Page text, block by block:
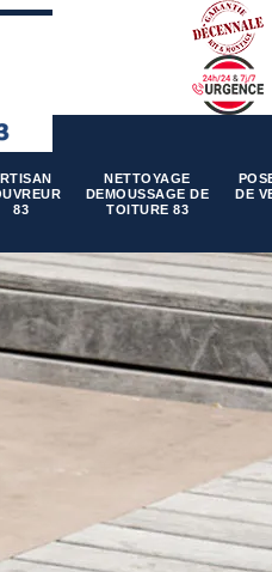
83
NETTOYAGE
DEMOUSSAGE DE
TOITURE 83
DE